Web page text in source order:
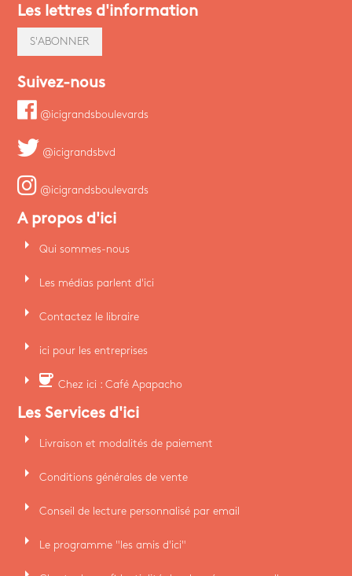
Les lettres d'information
S'ABONNER
Suivez-nous
@icigrandsboulevards
@icigrandsbvd
@icigrandsboulevards
A propos d'ici
arrow_right Qui sommes-nous
arrow_right Les médias parlent d'ici
arrow_right Contactez le libraire
arrow_right ici pour les entreprises
arrow_right coffee Chez ici : Café Apapacho
Les Services d'ici
arrow_right Livraison et modalités de paiement
arrow_right Conditions générales de vente
arrow_right Conseil de lecture personnalisé par email
arrow_right Le programme "les amis d'ici"